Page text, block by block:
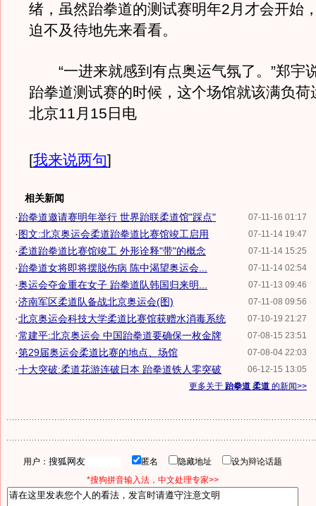
绪，虽然跆拳道的测试赛明年2月才会开始
迫不及待地先来看看。
“一进来就感到有点奥运气氛了。”郑宇
跆拳道测试赛的时候，这个场馆就该满负荷
北京11月15日电
[我来说两句]
相关新闻
07-11-16 01:17
·跆拳道邀请赛明年举行 世界跆联柔道馆"踩点"
07-11-14 19:47
·图文:北京奥运会柔道跆拳道比赛馆竣工启用
07-11-14 15:25
·柔道跆拳道比赛馆竣工 外形诠释"带"的概念
07-11-14 02:54
·跆拳道女将即将摆脱伤病 陈中渴望奥运会...
07-11-13 09:46
·奥运会夺金重在女子 跆拳道队韩国归来明...
07-11-08 09:56
·济南军区柔道队备战北京奥运会(图)
07-10-19 21:27
·北京奥运会科技大学柔道比赛馆获赠水消毒系统
07-08-15 23:51
·常建平:北京奥运会 中国跆拳道要确保一枚金牌
07-08-04 22:03
·第29届奥运会柔道比赛的地点、场馆
06-12-15 13:05
·十大突破:柔道花游连破日本 跆拳道铁人零突破
更多关于 跆拳道 柔道 的新闻>>
用户： 匿名 隐藏地址
设为辩论话题
*搜狗拼音输入法，中文处理专家>>